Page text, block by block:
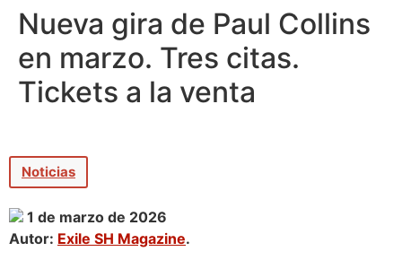
Nueva gira de Paul Collins
en marzo. Tres citas.
Tickets a la venta
Noticias
1 de marzo de 2026
Autor: Exile SH Magazine.